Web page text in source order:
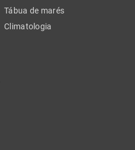
Tábua de marés
Climatologia